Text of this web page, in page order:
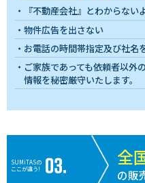
『不動産会社』とわからない
物件広告を出さない
お電話の時間帯指定及び社名
ご家族であっても依頼者以外
情報を秘密厳守いたします。
SUMiTASの
ここが違う!
全
の販